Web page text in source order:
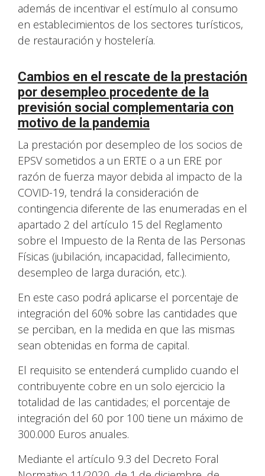
además de incentivar el estímulo al consumo
en establecimientos de los sectores turísticos,
de restauración y hostelería.
Cambios en el rescate de la prestación
por desempleo procedente de la
previsión social complementaria con
motivo de la pandemia
La prestación por desempleo de los socios de
EPSV sometidos a un ERTE o a un ERE por
razón de fuerza mayor debida al impacto de la
COVID-19, tendrá la consideración de
contingencia diferente de las enumeradas en el
apartado 2 del artículo 15 del Reglamento
sobre el Impuesto de la Renta de las Personas
Físicas (jubilación, incapacidad, fallecimiento,
desempleo de larga duración, etc.).
En este caso podrá aplicarse el porcentaje de
integración del 60% sobre las cantidades que
se perciban, en la medida en que las mismas
sean obtenidas en forma de capital.
El requisito se entenderá cumplido cuando el
contribuyente cobre en un solo ejercicio la
totalidad de las cantidades; el porcentaje de
integración del 60 por 100 tiene un máximo de
300.000 Euros anuales.
Mediante el artículo 9.3 del Decreto Foral